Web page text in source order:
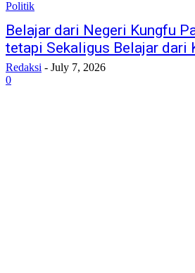
Politik
Belajar dari Negeri Kungfu
tetapi Sekaligus Belajar dari
Redaksi - July 7, 2026
0